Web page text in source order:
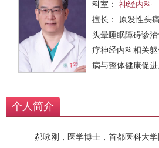
科室： 神经内科
擅长： 原发性头痛诊断与治疗预防，对于
头晕睡眠障碍诊
疗神经内科相关
病与整体健康促进
个人简介
郝咏刚，医学博士，首都医科大